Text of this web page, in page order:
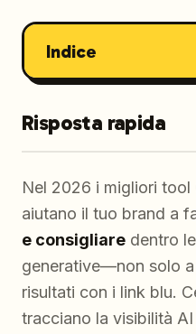
Indice
Risposta rapida
Nel 2026 i migliori tool
aiutano il tuo brand a
e consigliare dentro
generative—non solo a
risultati con i link blu.
tracciano la visibilità